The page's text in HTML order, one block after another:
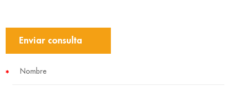
Enviar consulta